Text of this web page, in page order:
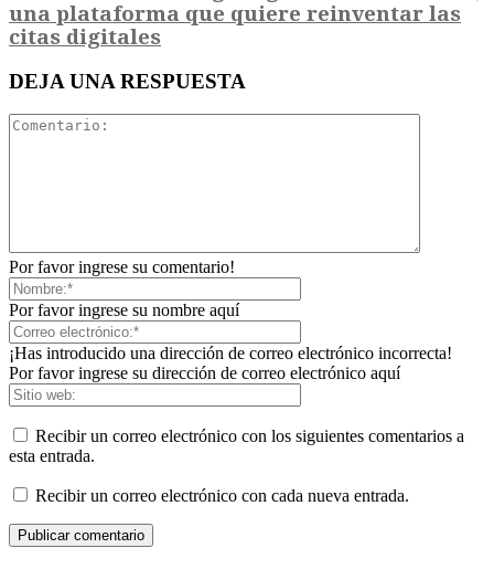
una plataforma que quiere reinventar las
citas digitales
DEJA UNA RESPUESTA
Por favor ingrese su comentario!
Por favor ingrese su nombre aquí
¡Has introducido una dirección de correo electrónico incorrecta!
Por favor ingrese su dirección de correo electrónico aquí
Recibir un correo electrónico con los siguientes comentarios a
esta entrada.
Recibir un correo electrónico con cada nueva entrada.